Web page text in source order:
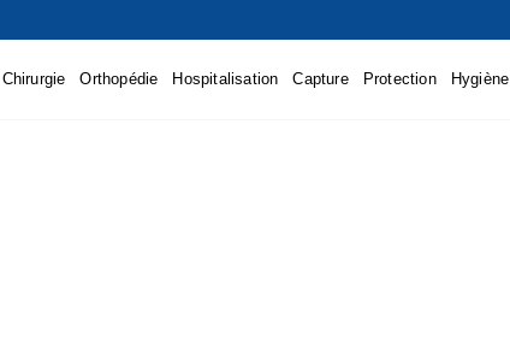
Chirurgie Orthopédie Hospitalisation Capture Protection Hygiène